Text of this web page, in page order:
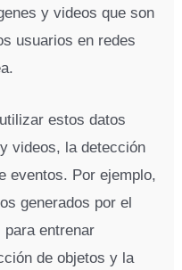
y videos que son
usuarios en redes
estos datos
videos, la detección
eventos. Por ejemplo,
generados por el
para entrenar
de objetos y la